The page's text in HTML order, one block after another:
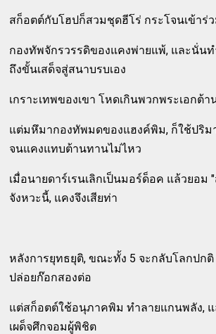
สก็อตต์กับโฮปก็สวมชุดฮีโร่ กระโจนเข้าร่
กองทัพจักรวรรดิของแคงพ่ายแพ้, และนั่นท
ถึงขั้นเสด็จสู่สนาบรบเอง
เกราะเทพของเขา โหดเกินพวกพระเอกต้า
แต่มหึมากองทัพมดของแฮงค์พิม, ก็ใช้ปริม
จนแคงแทบต้านทานไม่ไหว
เมื่อนายดาร์เรนเลิกเป็นมอร์ด็อค แล้วยอม
จังหวะนี้, แคงจึงเสียท่า
หลังการยุทธยุติ, ขณะทั้ง 5 จะกลับโลกปก
ปล่อยก๊อกสองต่อ
แต่สก็อตต์ใช้อนุภาคพิม ทำลายแกนพลัง,
เผด็จศึกจอมผู้พิชิต